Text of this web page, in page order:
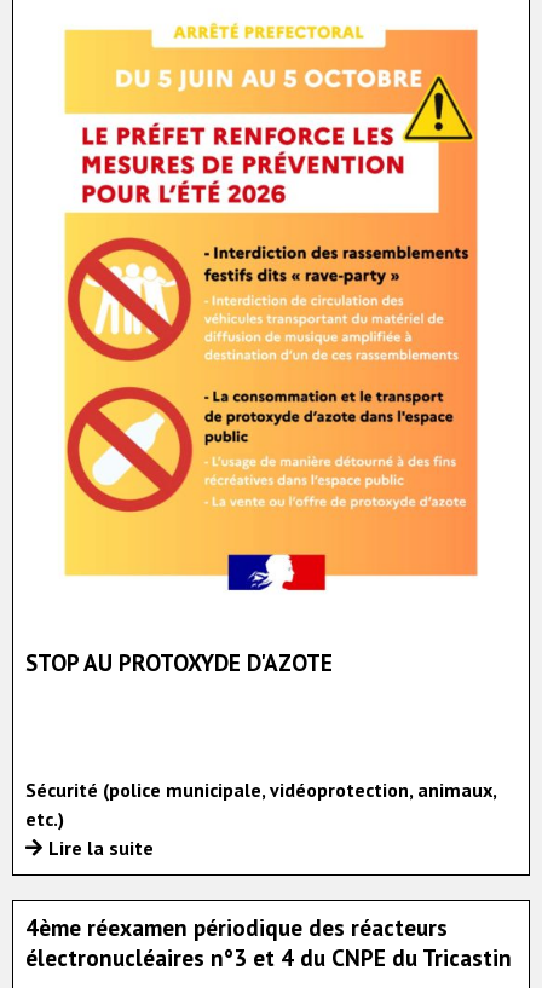
STOP AU PROTOXYDE D'AZOTE
Sécurité (police municipale, vidéoprotection, animaux,
etc.)
Lire la suite
4ème réexamen périodique des réacteurs
électronucléaires n°3 et 4 du CNPE du Tricastin